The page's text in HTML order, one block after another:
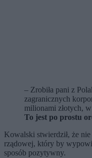
– Zrobiła pani z
zagranicznych
milionami złotych,
To jest po prostu
Kowalski stwierdził, że
rządowej, który by
sposób pozytywny.